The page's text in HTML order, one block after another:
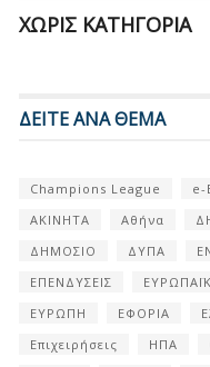
ΧΩΡΊΣ ΚΑΤΗΓΟΡΊΑ
ΔΕΙΤΕ ΑΝΑ ΘΕΜΑ
Champions League e-
ΑΚΙΝΗΤΑ
Αθήνα
ΔΗΜΟΣΙΟ
ΔΥΠΑ
ΕΠΕΝΔΥΣΕΙΣ
ΕΥΡΩΠΗ
ΕΦΟΡΙΑ
Επιχειρήσεις
ΗΠΑ